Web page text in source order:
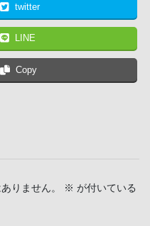
twitter
LINE
Copy
りません。 ※ が付いている